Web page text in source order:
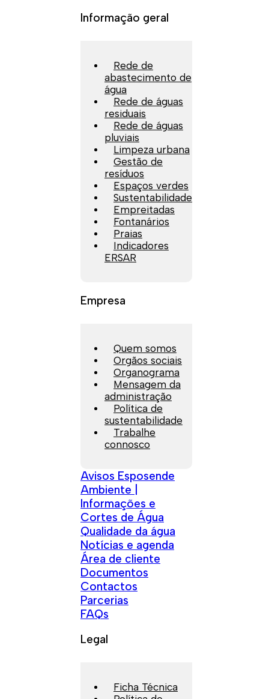
Informação geral
Rede de
abastecimento de
água
Rede de águas
residuais
Rede de águas
pluviais
Limpeza urbana
Gestão de
resíduos
Espaços verdes
Sustentabilidade
Empreitadas
Fontanários
Praias
Indicadores
ERSAR
Empresa
Quem somos
Orgãos sociais
Organograma
Mensagem da
administração
Política de
sustentabilidade
Trabalhe
connosco
Avisos Esposende
Ambiente |
Informações e
Cortes de Água
Qualidade da água
Notícias e agenda
Área de cliente
Documentos
Contactos
Parcerias
FAQs
Legal
Ficha Técnica